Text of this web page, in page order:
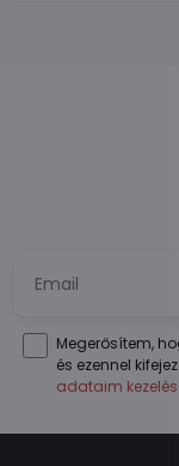
Megerősítem,
és ezennel
adataim